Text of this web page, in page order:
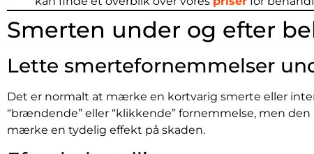
Smerten under og efter
Lette smertefornemmelser
Det er normalt at mærke en kortvarig smerte eller
“brændende” eller “klikkende” fornemmelse, men
mærke en tydelig effekt på skaden.